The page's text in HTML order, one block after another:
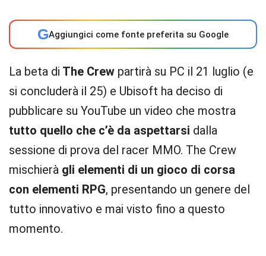
GAggiungici come fonte preferita su Google
La beta di The Crew partirà su PC il 21 luglio (e
si concluderà il 25) e Ubisoft ha deciso di
pubblicare su YouTube un video che mostra
tutto quello che c’è da aspettarsi dalla
sessione di prova del racer MMO. The Crew
mischierà gli elementi di un gioco di corsa
con elementi RPG, presentando un genere del
tutto innovativo e mai visto fino a questo
momento.